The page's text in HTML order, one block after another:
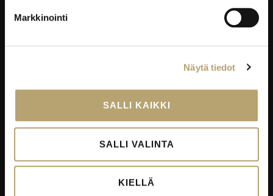
Markkinointi
Näytä tiedot
SALLI KAIKKI
SALLI VALINTA
KIELLÄ
Työelämässä oppiminen
EduKo koulutus- ja yrityspalvelut Oy
Viestintä
Palautekanavat